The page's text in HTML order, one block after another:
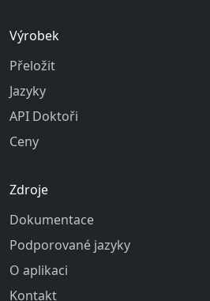
Výrobek
Přeložit
Jazyky
API Doktoři
Ceny
Zdroje
Dokumentace
Podporované jazyky
O aplikaci
Kontakt